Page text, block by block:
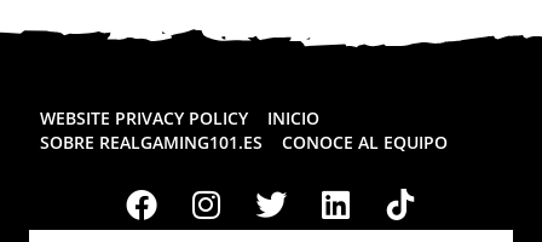
WEBSITE PRIVACY POLICY
INICIO
SOBRE REALGAMING101.ES
CONOCE AL EQUIPO